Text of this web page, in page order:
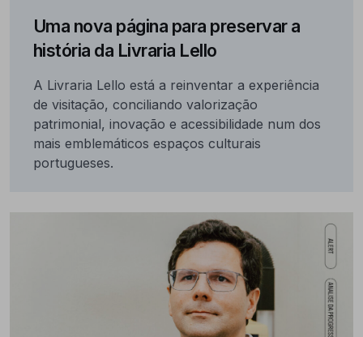
Uma nova página para preservar a
história da Livraria Lello
A Livraria Lello está a reinventar a experiência
de visitação, conciliando valorização
patrimonial, inovação e acessibilidade num dos
mais emblemáticos espaços culturais
portugueses.